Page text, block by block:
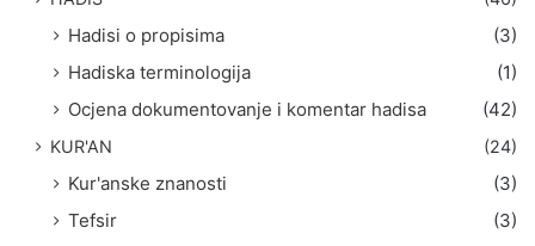
Hadisi o propisima
(3)
Hadiska terminologija
(1)
Ocjena dokumentovanje i komentar hadisa
(42)
KUR'AN (24)
Kur'anske znanosti
(3)
Tefsir
(3)